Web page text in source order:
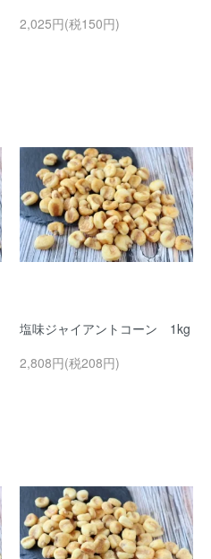
2,025円(税150円)
塩味ジャイアントコーン 1kg
2,808円(税208円)